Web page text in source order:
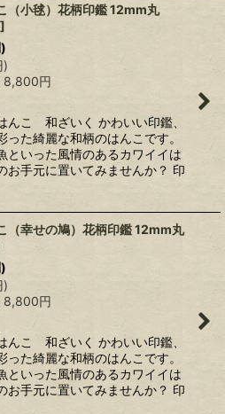
（小毬）花柄印鑑 12mm丸
]
)
8,800円
んこ 和ざいく かわいい印鑑、
った綺麗な和柄のはんこです。
といった風情のあるカワイイは
お手元に置いてみませんか？ 印
（幸せの鳩）花柄印鑑 12mm丸
)
8,800円
んこ 和ざいく かわいい印鑑、
った綺麗な和柄のはんこです。
といった風情のあるカワイイは
お手元に置いてみませんか？ 印